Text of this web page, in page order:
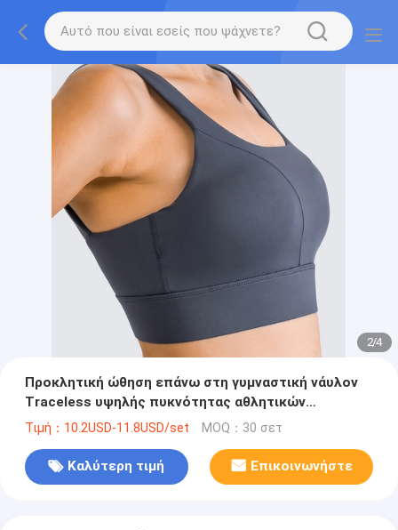
2/4
Προκλητική ώθηση επάνω στη γυμναστική νάυλον
Traceless υψηλής πυκνότητας αθλητικών
στηθοδέσμων των γυναικών
Τιμή：10.2USD-11.8USD/set MOQ：30 σετ
Καλύτερη τιμή Επικοινωνήστε